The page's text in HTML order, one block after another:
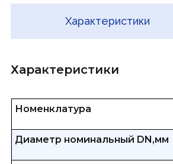
Характеристики
Характеристики
Номенклатура
Диаметр номинальный DN,мм